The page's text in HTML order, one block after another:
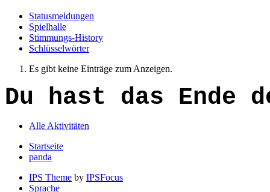
Statusmeldungen
Spielhalle
Stimmungs-History
Schlüsselwörter
Es gibt keine Einträge zum Anzeigen.
Du hast das
Alle Aktivitäten
Startseite
panda
IPS Theme by IPSFocus
Sprache